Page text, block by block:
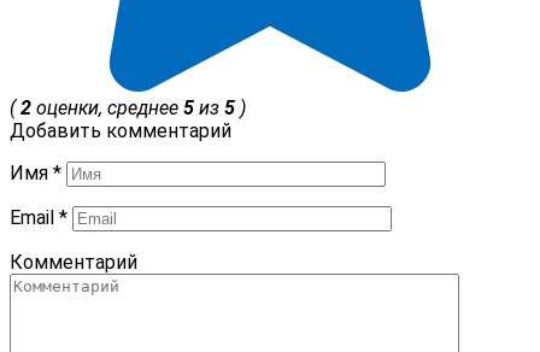
(2 оценки, среднее 5 из 5 )
Добавить комментарий
Имя *
Email *
Комментарий